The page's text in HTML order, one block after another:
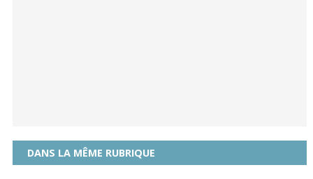
DANS LA MÊME RUBRIQUE